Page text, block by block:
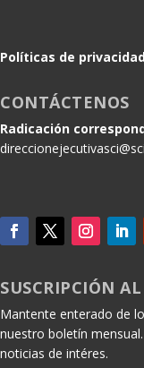
Políticas de
CONTÁCTENOS
Radicación
SUSCRIPCIÓN
Mantente enterado de
nuestro boletín
noticias de intéres.